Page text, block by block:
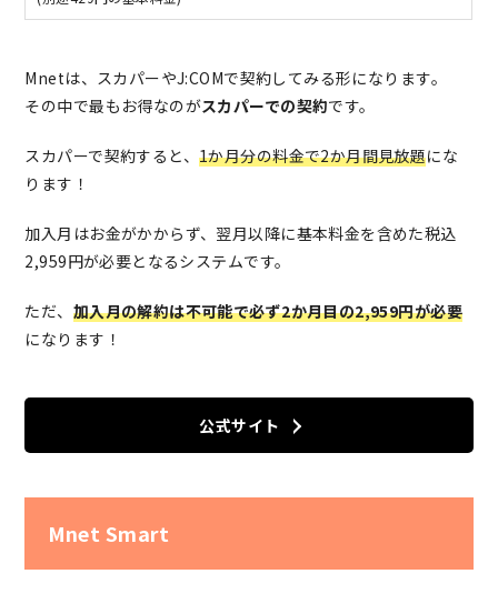
Mnetは、スカパーやJ:COMで契約してみる形になります。
その中で最もお得なのがスカパーでの契約です。
スカパーで契約すると、1か月分の料金で2か月間見放題にな
ります！
加入月はお金がかからず、翌月以降に基本料金を含めた税込
2,959円が必要となるシステムです。
ただ、 加入月の解約は不可能で必ず2か月目の2,959円が必要
になります！
公式サイト
Mnet Smart